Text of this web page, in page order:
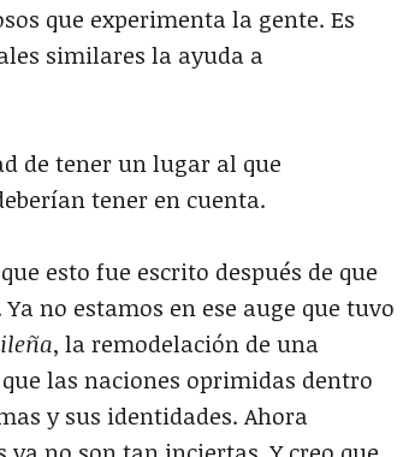
que experimenta la gente. Es
similares la ayuda a
de tener un lugar al que
tener en cuenta.
esto fue escrito después de que
no estamos en ese auge que tuvo
, la remodelación de una
las naciones oprimidas dentro
y sus identidades. Ahora